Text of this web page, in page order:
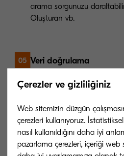
arama sorgunuzu
Oluşturan vb.
05 Veri doğrulama
doğrulayarak sonraki
06 Mobil
Çerezler ve gizliliğiniz
Web sitemizin düzgün
çerezleri kullanıyoruz.
nasıl kullanıldığını daha iyi
pazarlama çerezleri, içeriği web